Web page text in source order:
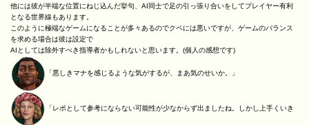
他には彼が半端な位置にねじ込んだ挙句、AI同士で足の引っ張り合いをしてプレイヤー有利
となる世界線もあります。
このように極端なゲームになることが多々あるのでクペには悪いですが、ゲームのバランス
を求める場合は彼は設定で
AIとしては除外すべき指導者かもしれないと思います。(個人の感想です)
「悪しきマナを感じるような気がするが、まあ気のせいか。」
「レポとして参考にならない可能性が少なからず出ましたね。しかし上手くいき